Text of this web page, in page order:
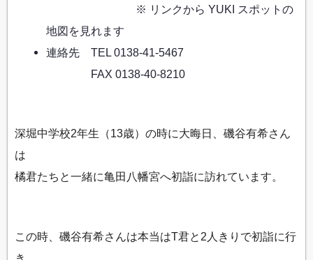
※ リンクから YUKI スポットの
地図を見れます
連絡先 TEL 0138-41-5467
FAX 0138-40-8210
深堀中学校2年生（13歳）の時に大晦日、磯谷有希さん
は
橘君たちと一緒に亀田八幡宮へ初詣に訪れています。
この時、磯谷有希さんは本当はT君と2人きりで初詣に行